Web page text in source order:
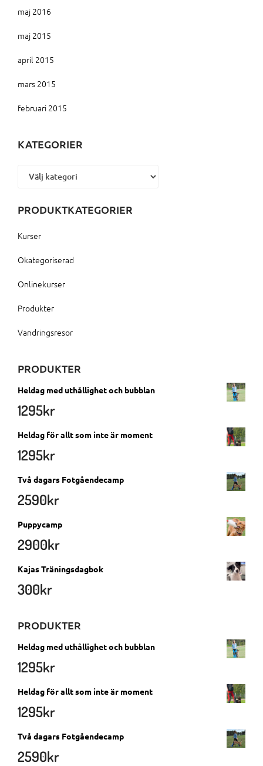
maj 2016
maj 2015
april 2015
mars 2015
februari 2015
KATEGORIER
Kategorier
PRODUKTKATEGORIER
Kurser
Okategoriserad
Onlinekurser
Produkter
Vandringsresor
PRODUKTER
Heldag med uthållighet och bubblan
1295kr
Heldag för allt som inte är moment
1295kr
Två dagars Fotgåendecamp
2590kr
Puppycamp
2900kr
Kajas Träningsdagbok
300kr
PRODUKTER
Heldag med uthållighet och bubblan
1295kr
Heldag för allt som inte är moment
1295kr
Två dagars Fotgåendecamp
2590kr